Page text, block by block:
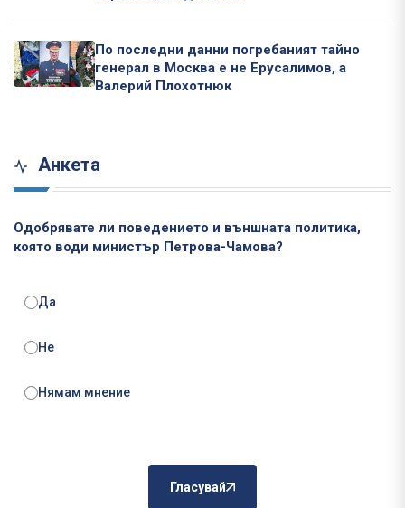
По последни данни погребаният тайно
генерал в Москва е не Ерусалимов, а
Валерий Плохотнюк
Анкета
Одобрявате ли поведението и външната политика,
която води министър Петрова-Чамова?
Да
Не
Нямам мнение
Гласувай